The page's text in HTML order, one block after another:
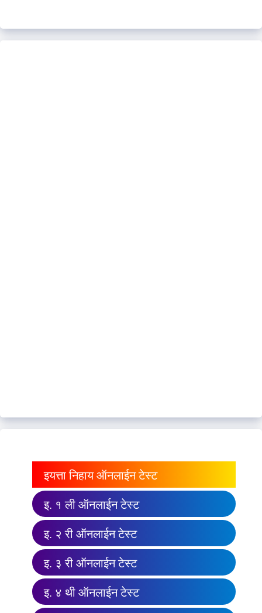
इयत्ता निहाय ऑनलाईन टेस्ट
इ. १ ली ऑनलाईन टेस्ट
इ. २ री ऑनलाईन टेस्ट
इ. ३ री ऑनलाईन टेस्ट
इ. ४ थी ऑनलाईन टेस्ट